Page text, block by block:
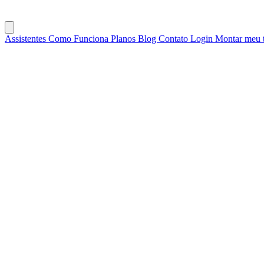
Assistentes Como Funciona Planos Blog Contato Login Montar meu